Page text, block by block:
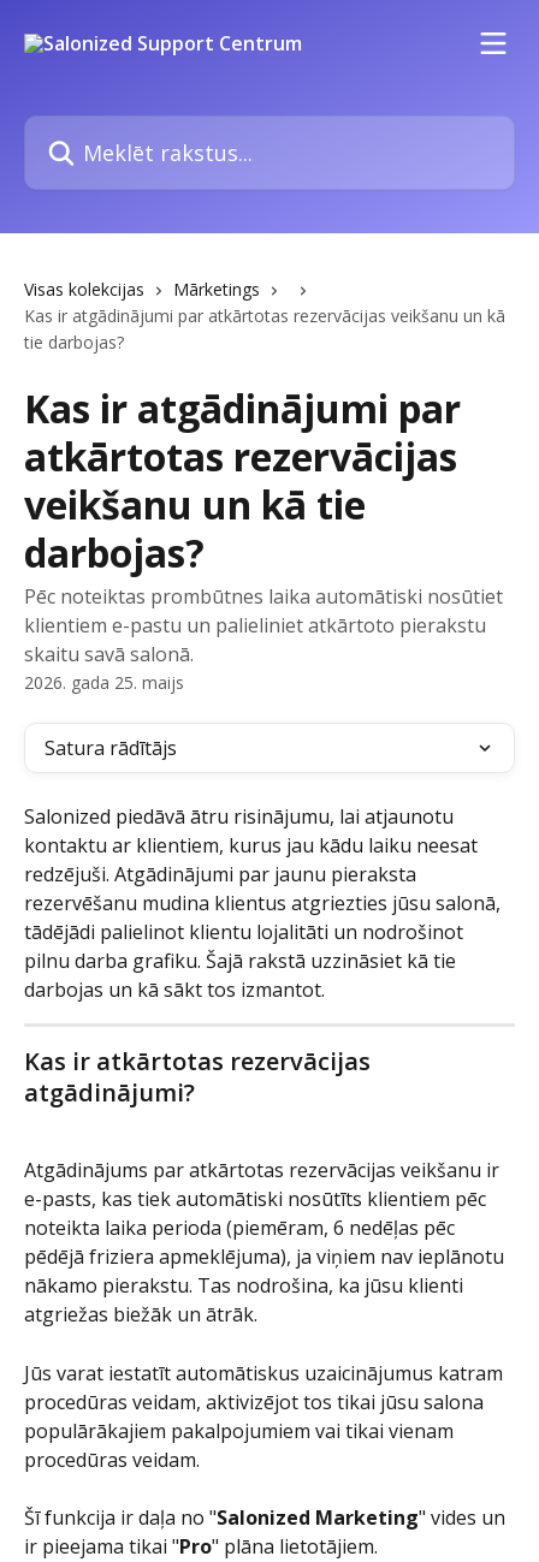
Meklēt rakstus...
Visas kolekcijas
Mārketings
Kas ir atgādinājumi par atkārtotas rezervācijas veikšanu un kā
tie darbojas?
Kas ir atgādinājumi par
atkārtotas rezervācijas
veikšanu un kā tie
darbojas?
Pēc noteiktas prombūtnes laika automātiski nosūtiet
klientiem e-pastu un palieliniet atkārtoto pierakstu
skaitu savā salonā.
2026. gada 25. maijs
Satura rādītājs
Salonized piedāvā ātru risinājumu, lai atjaunotu
kontaktu ar klientiem, kurus jau kādu laiku neesat
redzējuši. Atgādinājumi par jaunu pieraksta
rezervēšanu mudina klientus atgriezties jūsu salonā,
tādējādi palielinot klientu lojalitāti un nodrošinot
pilnu darba grafiku. Šajā rakstā uzzināsiet kā tie
darbojas un kā sākt tos izmantot.
Kas ir atkārtotas rezervācijas
atgādinājumi?
Atgādinājums par atkārtotas rezervācijas veikšanu ir
e-pasts, kas tiek automātiski nosūtīts klientiem pēc
noteikta laika perioda (piemēram, 6 nedēļas pēc
pēdējā friziera apmeklējuma), ja viņiem nav ieplānotu
nākamo pierakstu. Tas nodrošina, ka jūsu klienti
atgriežas biežāk un ātrāk.
Jūs varat iestatīt automātiskus uzaicinājumus katram
procedūras veidam, aktivizējot tos tikai jūsu salona
populārākajiem pakalpojumiem vai tikai vienam
procedūras veidam.
Šī funkcija ir daļa no "Salonized Marketing" vides un
ir pieejama tikai "Pro" plāna lietotājiem.